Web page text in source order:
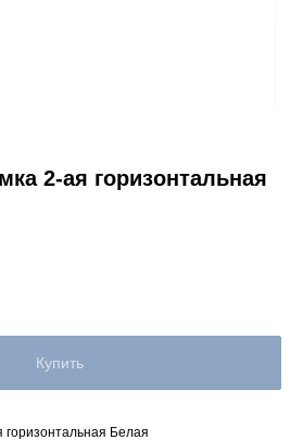
2-ая горизонтальная
Купить
горизонтальная Белая